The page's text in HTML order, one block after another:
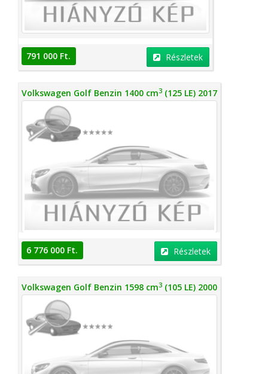
791 000 Ft. Részletek
Volkswagen Golf Benzin 1400 cm3 (125 LE) 2017
6 776 000 Ft. Részletek
Volkswagen Golf Benzin 1598 cm3 (105 LE) 2000